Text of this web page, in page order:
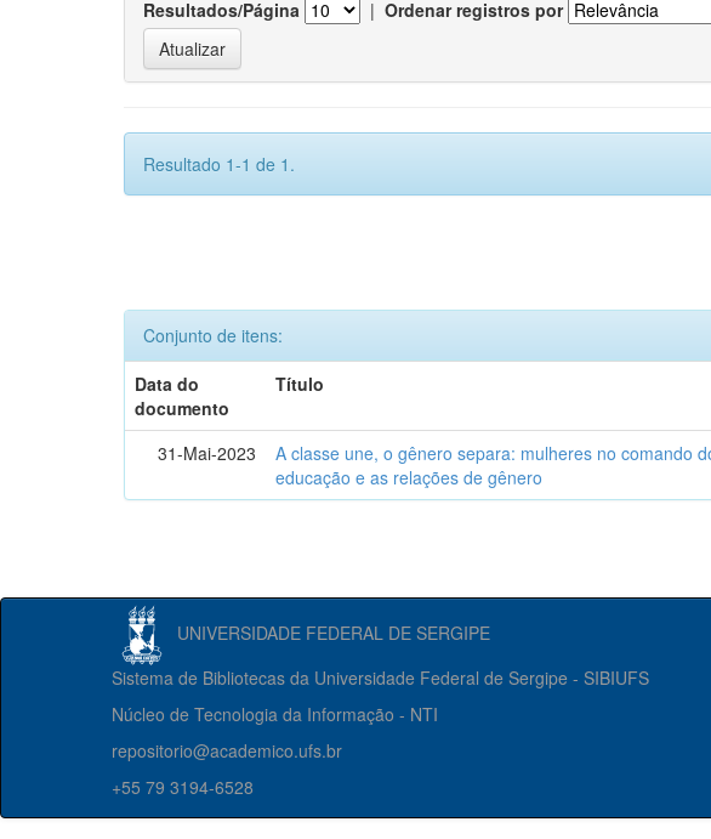
Resultados/Página | Ordenar registros por
Resultado 1-1 de 1.
Conjunto de itens:
Data do
documento
Título
31-Mai-2023
A classe une, o gênero separa: mulheres no comando
educação e as relações de gênero
UNIVERSIDADE FEDERAL DE SERGIPE
Sistema de Bibliotecas da Universidade Federal de Sergipe - SIBIUFS
Núcleo de Tecnologia da Informação - NTI
repositorio@academico.ufs.br
+55 79 3194-6528